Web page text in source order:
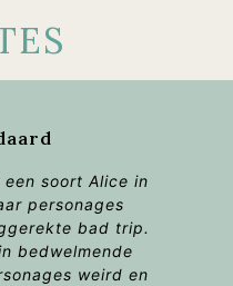
soort Alice in
personages
bad trip.
bedwelmende
weird en